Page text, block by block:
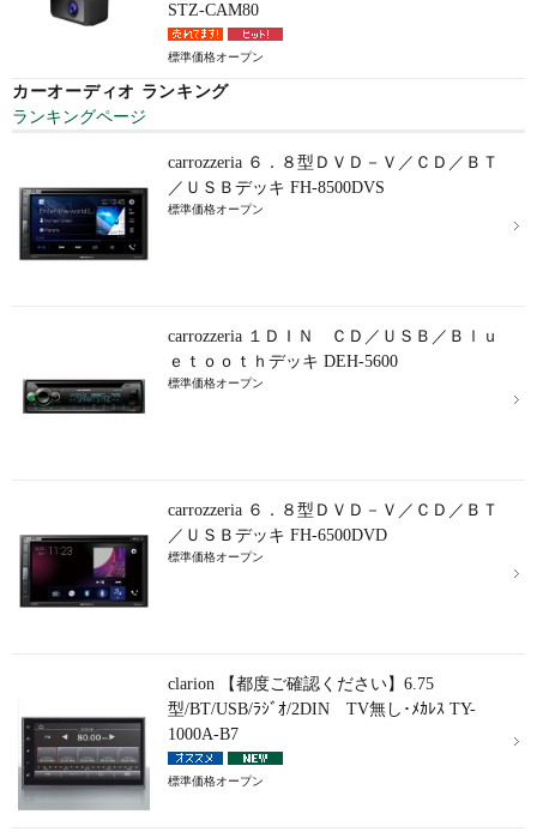
STZ-CAM80
標準価格オープン
カーオーディオ ランキング
ランキングページ
carrozzeria ６．８型ＤＶＤ－Ｖ／ＣＤ／ＢＴ
／ＵＳＢデッキ FH-8500DVS
標準価格オープン
carrozzeria １ＤＩＮ ＣＤ／ＵＳＢ／Ｂｌｕ
ｅｔｏｏｔｈデッキ DEH-5600
標準価格オープン
carrozzeria ６．８型ＤＶＤ－Ｖ／ＣＤ／ＢＴ
／ＵＳＢデッキ FH-6500DVD
標準価格オープン
clarion 【都度ご確認ください】6.75
型/BT/USB/ﾗｼﾞｵ/2DIN TV無し･ﾒｶﾚｽ TY-
1000A-B7
標準価格オープン